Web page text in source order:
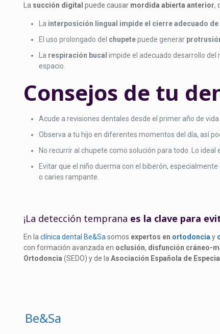
La succión digital puede causar mordida abierta anterior,
La interposición lingual impide el cierre adecuado
El uso prolongado del chupetepuede generar
La respiración bucal impide el adecuado desarrollo del
espacio.
Consejos de tu
Acude a revisiones dentales desde el primer año de
Observa a tu hijo en diferentes momentos del día, así
No recurrir al chupete como solución para todo. Lo
Evitar que el niño duerma con el biberón,
o caries rampante.
¡La detección temprana es la clave para
En laclínica dental Be&Sa somos expertos en ortodoncia y
con formación avanzada en oclusión, disfunción cráneo-
Ortodoncia (SEDO) y de laAsociación Española de
Be&Sa